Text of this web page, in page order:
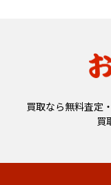
買取なら無料査定
買